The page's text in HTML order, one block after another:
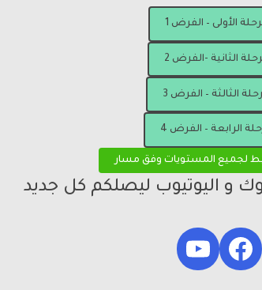
الأولى – الفرض 1
الثانية -الفرض 2
الثالثة – الفرض 3
الرابعة – الفرض 4
لجميع المستويات وفق مسار
و اليوتيوب ليصلكم كل جديد
Facebook
YouTube